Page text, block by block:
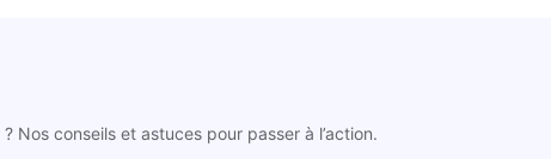
Nos conseils et astuces pour passer à l’action.